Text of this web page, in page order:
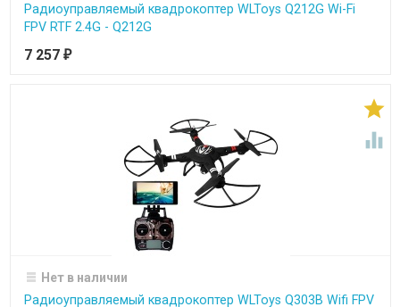
Радиоуправляемый квадрокоптер WLToys Q212G Wi-Fi
FPV RTF 2.4G - Q212G
7 257 ₽


Нет в наличии
Радиоуправляемый квадрокоптер WLToys Q303B Wifi FPV